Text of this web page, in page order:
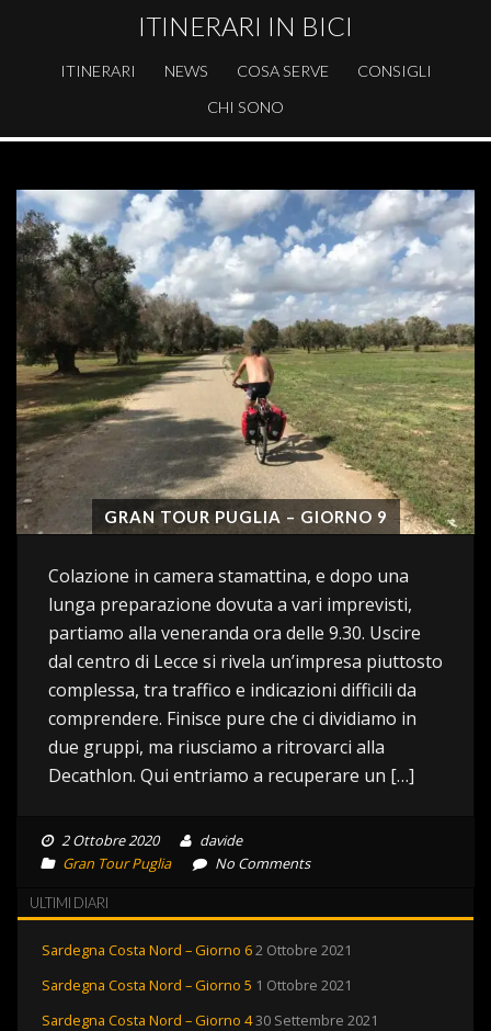
ITINERARI IN BICI
ITINERARI NEWS COSA SERVE
CONSIGLI
CHI SONO
GRAN TOUR PUGLIA – GIORNO 9
Colazione in camera stamattina, e dopo una
lunga preparazione dovuta a vari imprevisti,
partiamo alla veneranda ora delle 9.30. Uscire
dal centro di Lecce si rivela un’impresa piuttosto
complessa, tra traffico e indicazioni difficili da
comprendere. Finisce pure che ci dividiamo in
due gruppi, ma riusciamo a ritrovarci alla
Decathlon. Qui entriamo a recuperare un […]
2 Ottobre 2020
davide
Gran Tour Puglia
No Comments
ULTIMI DIARI
Sardegna Costa Nord – Giorno 6 2 Ottobre 2021
Sardegna Costa Nord – Giorno 5 1 Ottobre 2021
Sardegna Costa Nord – Giorno 4 30 Settembre 2021